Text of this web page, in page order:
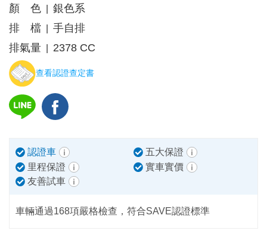
顏 色
銀色系
排 檔
手自排
排氣量
2378 CC
查看認證查定書
認證車
五大保證
里程保證
實車實價
友善試車
車輛通過168項嚴格檢查，符合SAVE認證標準